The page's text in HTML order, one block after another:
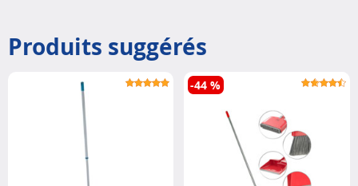
Produits suggérés
-44 %